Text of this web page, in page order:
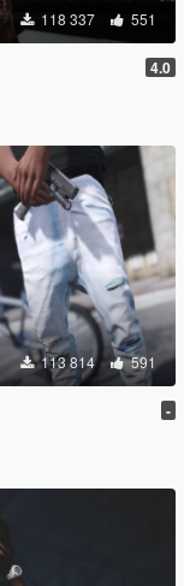
118 337 551
4.0
113 814 591
-